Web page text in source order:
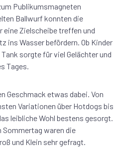
Publikumsmagneten
Ballwurf konnten die
eine Zielscheibe treffen und
ins Wasser befördern. Ob Kinder
sorgte für viel Gelächter und
Tages.
Geschmack etwas dabei. Von
Variationen über Hotdogs bis
leibliche Wohl bestens gesorgt.
Sommertag waren die
und Klein sehr gefragt.